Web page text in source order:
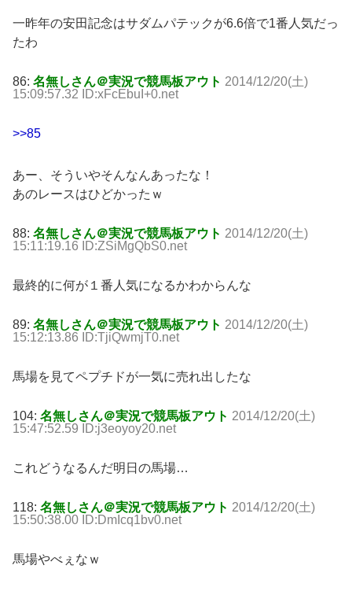
一昨年の安田記念はサダムパテックが6.6倍で1番人気だっ
たわ
86: 名無しさん＠実況で競馬板アウト 2014/12/20(土)
15:09:57.32 ID:xFcEbuI+0.net
>>85
あー、そういやそんなんあったな！
あのレースはひどかったｗ
88: 名無しさん＠実況で競馬板アウト 2014/12/20(土)
15:11:19.16 ID:ZSiMgQbS0.net
最終的に何が１番人気になるかわからんな
89: 名無しさん＠実況で競馬板アウト 2014/12/20(土)
15:12:13.86 ID:TjiQwmjT0.net
馬場を見てペプチドが一気に売れ出したな
104: 名無しさん＠実況で競馬板アウト 2014/12/20(土)
15:47:52.59 ID:j3eoyoy20.net
これどうなるんだ明日の馬場…
118: 名無しさん＠実況で競馬板アウト 2014/12/20(土)
15:50:38.00 ID:DmIcq1bv0.net
馬場やべぇなｗ